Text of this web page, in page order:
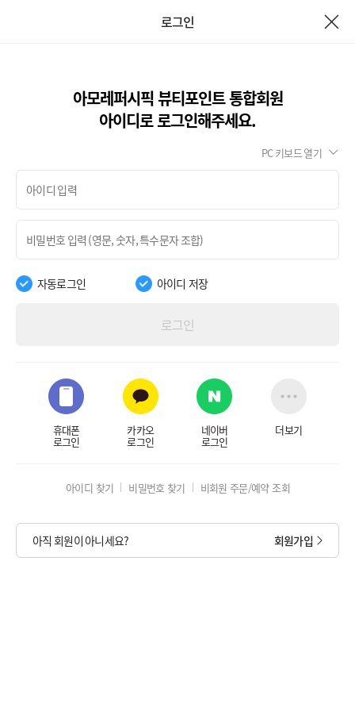
로그인
아모레퍼시픽 뷰티포인트 통합회원
아이디로 로그인해주세요.
PC 키보드 열기
자동로그인 아이디 저장
로그인
휴대폰
로그인
카카오
로그인
네이버
로그인
더보기
아이디 찾기 비밀번호 찾기 비회원 주문/예약 조회
아직 회원이 아니세요? 회원가입